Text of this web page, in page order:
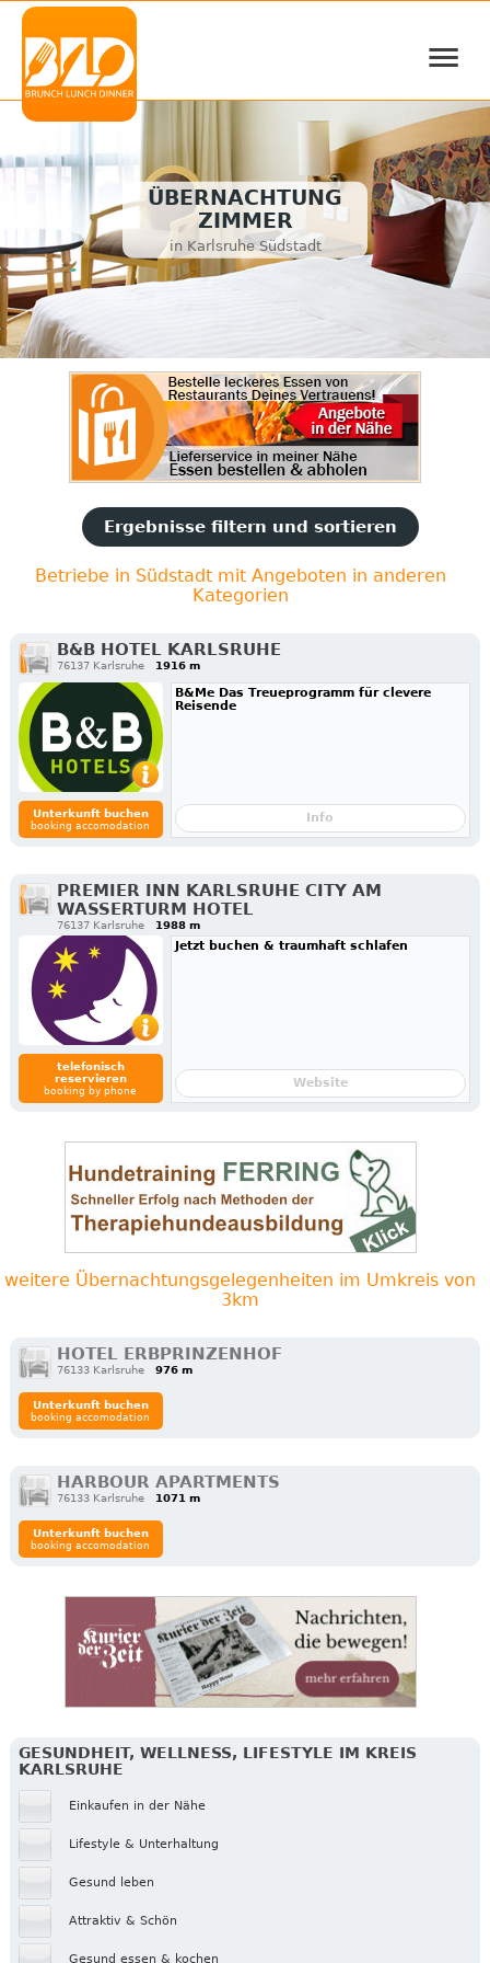
≡
ÜBERNACHTUNG
ZIMMER
in Karlsruhe Südstadt
Ergebnisse filtern und sortieren
Betriebe in Südstadt mit Angeboten in anderen
Kategorien
B&B HOTEL KARLSRUHE
76137 Karlsruhe 1916 m
Unterkunft buchen
booking accomodation
B&Me Das Treueprogramm für clevere
Reisende
Info
PREMIER INN KARLSRUHE CITY AM
WASSERTURM HOTEL
76137 Karlsruhe 1988 m
telefonisch
reservieren
booking by phone
Jetzt buchen & traumhaft schlafen
Website
weitere Übernachtungsgelegenheiten im Umkreis von
3km
HOTEL ERBPRINZENHOF
76133 Karlsruhe 976 m
Unterkunft buchen
booking accomodation
HARBOUR APARTMENTS
76133 Karlsruhe 1071 m
Unterkunft buchen
booking accomodation
GESUNDHEIT, WELLNESS, LIFESTYLE IM KREIS
KARLSRUHE
Einkaufen in der Nähe
Lifestyle & Unterhaltung
Gesund leben
Attraktiv & Schön
Gesund essen & kochen